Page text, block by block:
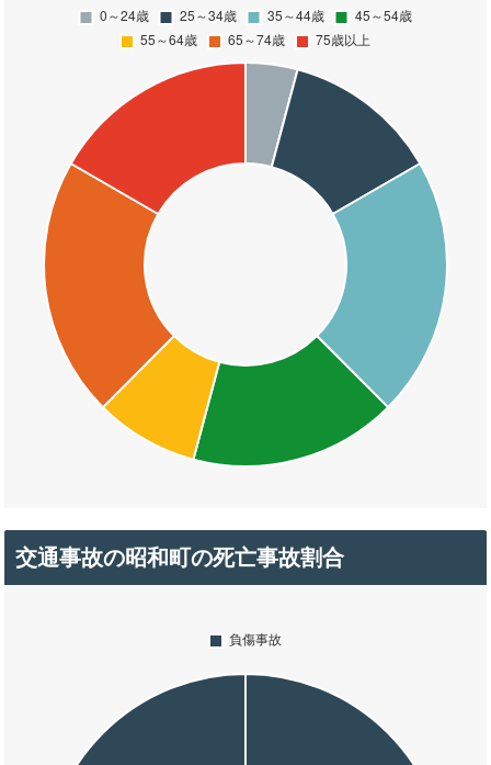
交通事故の昭和町の死亡事故割合